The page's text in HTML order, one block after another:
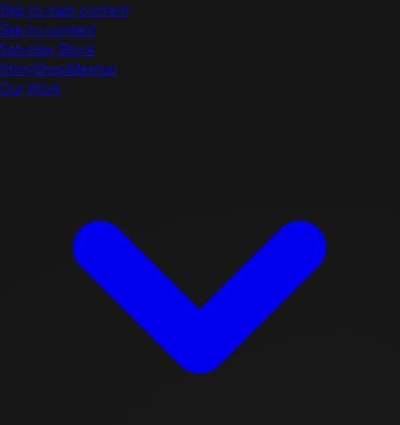
Skip to main content
Skip to content
Saturday Block
StoryShopMeetup
Our Work